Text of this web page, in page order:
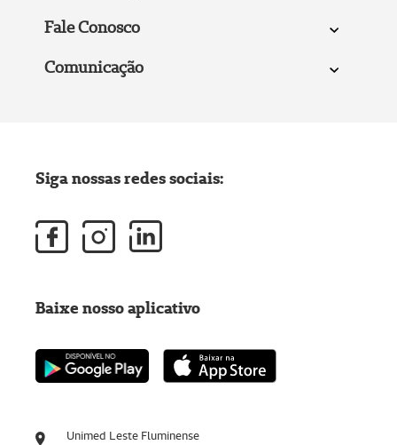
Fale Conosco
Comunicação
Unimed Leste Fluminense
Siga nossas redes sociais:
Baixe nosso aplicativo